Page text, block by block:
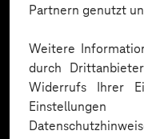
Partnern genutzt
Weitere
durch
Widerrufs Ihrer